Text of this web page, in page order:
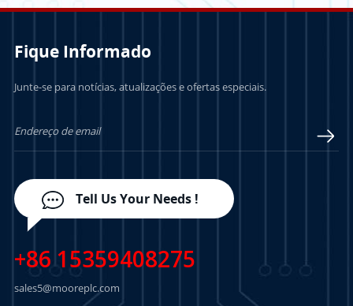
Fique Informado
Junte-se para notícias, atualizações e ofertas especiais.
Tell Us Your Needs !
+86 15359408275
sales5@mooreplc.com